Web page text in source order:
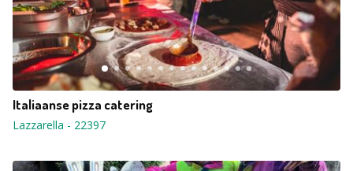
Italiaanse pizza catering
Lazzarella - 22397